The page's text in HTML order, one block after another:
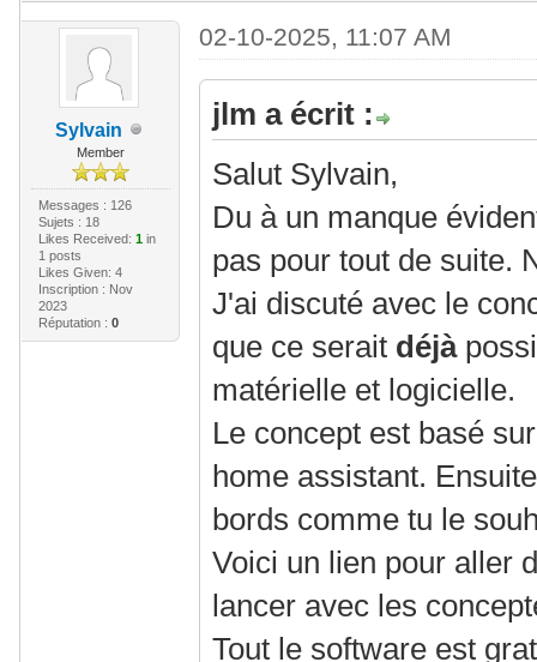
Sylvain
Member
Messages : 126
Sujets : 18
Likes Received: 1in
1 posts
Likes Given: 4
Inscription : Nov
2023
Réputation : 0
02-10-2025, 11:07 AM
jlm a écrit :
Salut Sylvain,
Du à un manque
pas pour tout de suite.
J'ai discuté avec le
que ce serait déjà
matérielle et logicielle.
Le concept est basé
home assistant.
bords comme tu le
Voici un lien pour aller
lancer avec les
Tout le software est